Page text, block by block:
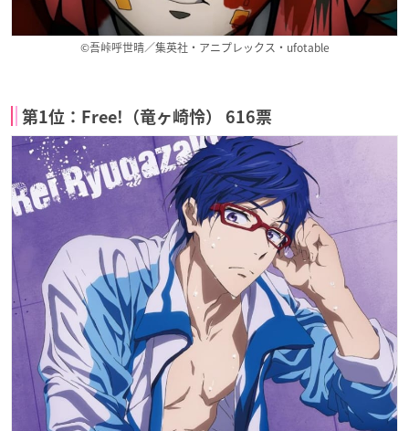
©吾峠呼世晴／集英社・アニプレックス・ufotable
第1位：Free!（竜ヶ崎怜） 616票